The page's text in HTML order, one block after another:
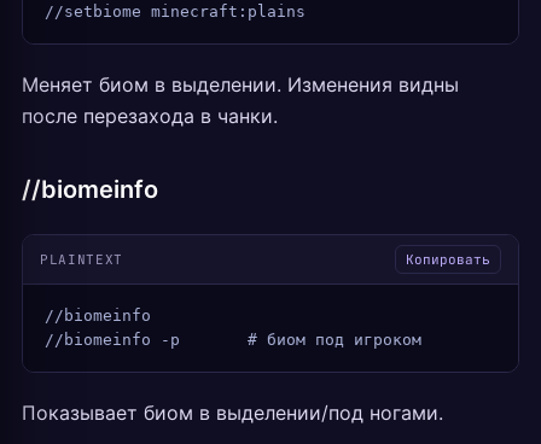
//setbiome minecraft:plains
Меняет биом в выделении. Изменения видны
после перезахода в чанки.
//biomeinfo
PLAINTEXT Копировать
//biomeinfo
//biomeinfo -p       # биом под игроком
Показывает биом в выделении/под ногами.